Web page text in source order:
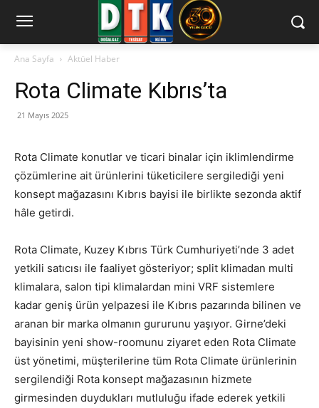
Ana Sayfa Aktüel Haber
Rota Climate Kıbrıs’ta
21 Mayıs 2025
Rota Climate konutlar ve ticari binalar için iklimlendirme
çözümlerine ait ürünlerini tüketicilere sergilediği yeni
konsept mağazasını Kıbrıs bayisi ile birlikte sezonda aktif
hâle getirdi.
Rota Climate, Kuzey Kıbrıs Türk Cumhuriyeti’nde 3 adet
yetkili satıcısı ile faaliyet gösteriyor; split klimadan multi
klimalara, salon tipi klimalardan mini VRF sistemlere
kadar geniş ürün yelpazesi ile Kıbrıs pazarında bilinen ve
aranan bir marka olmanın gururunu yaşıyor. Girne’deki
bayisinin yeni show-roomunu ziyaret eden Rota Climate
üst yönetimi, müşterilerine tüm Rota Climate ürünlerinin
sergilendiği Rota konsept mağazasının hizmete
girmesinden duydukları mutluluğu ifade ederek yetkili